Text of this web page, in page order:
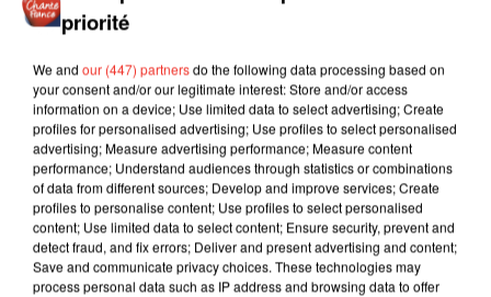
priorité
We and our (447) partnersdo the following data processing based on
your consent and/or our legitimate interest: Store and/or access
information on a device; Use limited data to select advertising; Create
profiles for personalised advertising; Use profiles to select personalised
advertising; Measure advertising performance; Measure content
performance; Understand audiences through statistics or combinations
of data from different sources; Develop and improve services; Create
profiles to personalise content; Use profiles to select personalised
content; Use limited data to select content; Ensure security, prevent and
detect fraud, and fix errors; Deliver and present advertising and content;
Save and communicate privacy choices. These technologies may
process personal data such as IP address and browsing data to offer